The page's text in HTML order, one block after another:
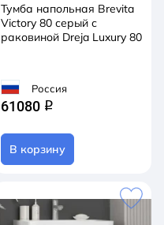
Тумба напольная Brevita
Victory 80 серый с
раковиной Dreja Luxury 80
Россия
61080 q
В корзину